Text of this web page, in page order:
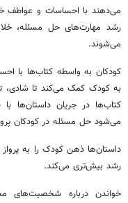
می‌دهند با احساسات و عواطف
رشد مهارت‌های حل مسئله،
می‌شوند.
کودکان به واسطه کتاب‌ها با
به کودک کمک می‌کند تا
کتاب‌ها در جریان داستان‌ها
می‌شود حل مسئله در کودکان
داستان‌ها ذهن کودک را به
رشد بیش‌تری می‌کند.
خواندن درباره شخصیت‌های